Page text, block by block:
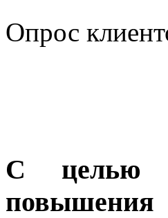
Опрос
С целью
повышения